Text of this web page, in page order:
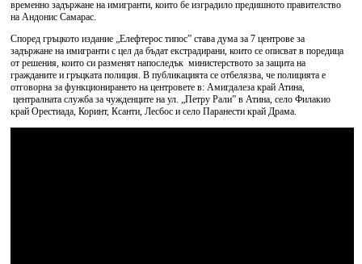
временно задържане на имигранти, които бе изградило предишното правителство
на Андонис Самарас.
Според гръцкото издание „Елефтерос типос” става дума за 7 центрове за
задържане на имигранти с цел да бъдат екстрадирани, които се описват в поредица
от решения, които си разменят напоследък министерството за защита на
гражданите и гръцката полиция. В публикацията се отбелязва, че полицията е
отговорна за функционирането на центровете в: Амигдалеза край Атина,
централната служба за чужденците на ул. „Петру Рали” в Атина, село Филакио
край Орестиада, Коринт, Ксанти, Лесбос и село Паранести край Драма.